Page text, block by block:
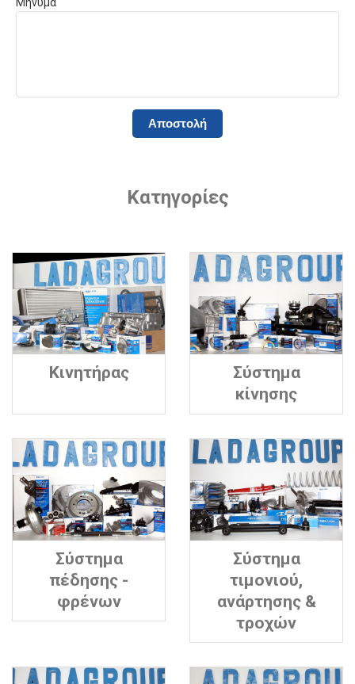
Μήνυμα
Κατηγορίες
Κινητήρας
Σύστημα
κίνησης
Σύστημα
πέδησης -
φρένων
Σύστημα
τιμονιού,
ανάρτησης &
τροχών